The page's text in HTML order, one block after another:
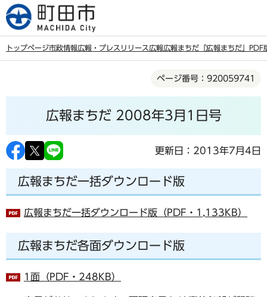
こ
の
す
トップページ市政情報広報・プレスリリース 広報広報まちだ 「広報まちだ」PDF
ら
ページ番号：920059741
広報まちだ 2008年3月1日号
更新日：2013年7月4日
広報まちだ一括ダウンロード版
広報まちだ一括ダウンロード版（PDF・1,133KB）
広報まちだ各面ダウンロード版
1面（PDF・248KB）